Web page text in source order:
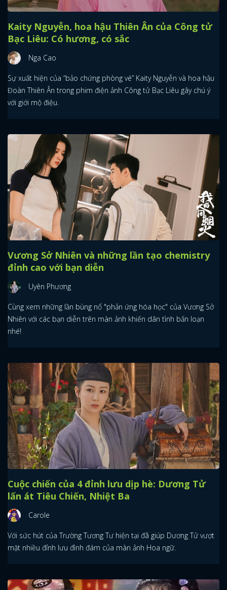
Kaity Nguyễn, hoa hậu Thiên Ân của Công tử
Bạc Liêu: Có hương, có sắc
Nga Cao
Sự xuất hiện của “bảo chứng phòng vé” Kaity Nguyễn và hoa hậu
Đoàn Thiên Ân trong phim điện ảnh Công tử Bạc Liêu gây chú ý
với giới mộ điệu.
Vương Sở Nhiên và những lần tạo chemistry
đỉnh cao với bạn diễn
Uyên Phương
Cùng xem những lần bùng nổ "phản ứng hóa học" của Vương Sở
Nhiên với các bạn diễn trên màn ảnh khiến dân tình bấn loạn
nhé!
Cuộc chiến của 4 đỉnh lưu dịp hè: Dương Tử
lấn át Tiêu Chiến, Nhiệt Ba
Carole
Với sức hút của Trường Tương Tư hiện tại đã giúp Dương Tử vượt
mặt nhiều đỉnh lưu đình đám của màn ảnh Hoa ngữ.